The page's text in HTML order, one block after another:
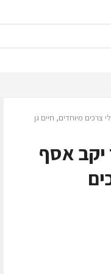
בעלי צרכים מיוחדים, חיים גן
נגד יקב אסף